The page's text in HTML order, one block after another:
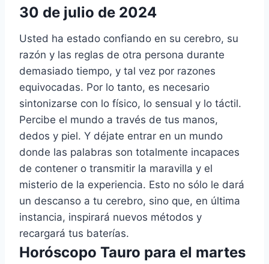
30 de julio de 2024
Usted ha estado confiando en su cerebro, su
razón y las reglas de otra persona durante
demasiado tiempo, y tal vez por razones
equivocadas. Por lo tanto, es necesario
sintonizarse con lo físico, lo sensual y lo táctil.
Percibe el mundo a través de tus manos,
dedos y piel. Y déjate entrar en un mundo
donde las palabras son totalmente incapaces
de contener o transmitir la maravilla y el
misterio de la experiencia. Esto no sólo le dará
un descanso a tu cerebro, sino que, en última
instancia, inspirará nuevos métodos y
recargará tus baterías.
Horóscopo Tauro para el martes